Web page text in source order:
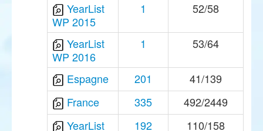
YearList
WP 2015
1 52/58
YearList
WP 2016
1 53/64
Espagne 201
41/139
France
335
492/2449
YearList
192 110/158